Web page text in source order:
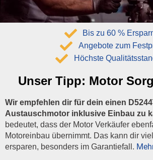
Unser Tipp: Motor
Wir empfehlen dir für dein einen
Austauschmotor inklusive Einbau zu
bedeutet, dass der Motor Verkäufer
Motoreinbau übernimmt. Das kann dir
ersparen, besonders im Garantiefall.
Bis zu 60 %
Angebote zum
Höchste